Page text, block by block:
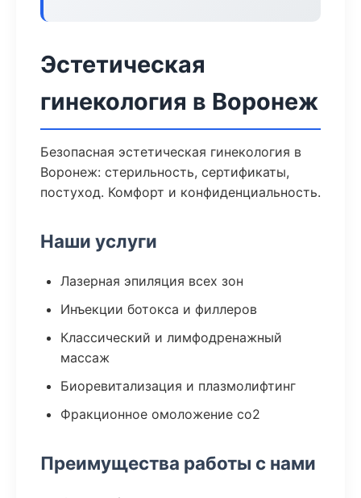
Эстетическая
гинекология в Воронеж
Безопасная эстетическая гинекология в
Воронеж: стерильность, сертификаты,
постуход. Комфорт и конфиденциальность.
Наши услуги
Лазерная эпиляция всех зон
Инъекции ботокса и филлеров
Классический и лимфодренажный
массаж
Биоревитализация и плазмолифтинг
Фракционное омоложение co2
Преимущества работы с нами